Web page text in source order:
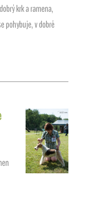
krk a ramena,
pohybuje, v dobré